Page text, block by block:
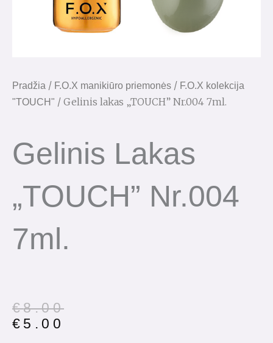
Pradžia / F.O.X manikiūro priemonės / F.O.X kolekcija
"TOUCH" / Gelinis lakas „TOUCH” Nr.004 7ml.
Gelinis Lakas
„TOUCH” Nr.004
7ml.
€8.00
Original
price
€ 5.00
Current
price